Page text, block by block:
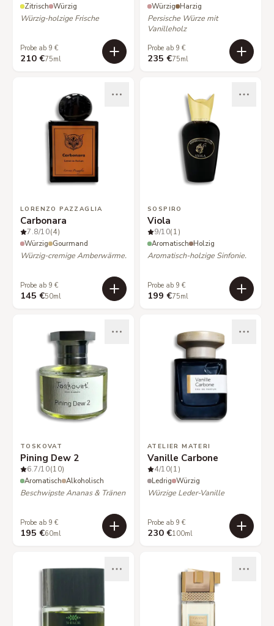
Zitrisch Würzig
Würzig-holzige Frische
Probe ab 9 €
210 €75ml
Würzig Harzig
Persische Würze mit
Vanilleholz
Probe ab 9 €
235 €75ml
LORENZO PAZZAGLIA
Carbonara
7.8/10(4)
Würzig Gourmand
Würzig-cremige Amberwärme.
Probe ab 9 €
145 €50ml
SOSPIRO
Viola
9/10(1)
Aromatisch Holzig
Aromatisch-holzige Sinfonie.
Probe ab 9 €
199 €75ml
TOSKOVAT
Pining Dew 2
6.7/10(10)
Aromatisch Alkoholisch
Beschwipste Ananas & Tränen
Probe ab 9 €
195 €60ml
ATELIER MATERI
Vanille Carbone
4/10(1)
Ledrig Würzig
Würzige Leder-Vanille
Probe ab 9 €
230 €100ml